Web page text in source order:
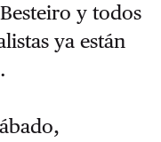
y todos
ya están